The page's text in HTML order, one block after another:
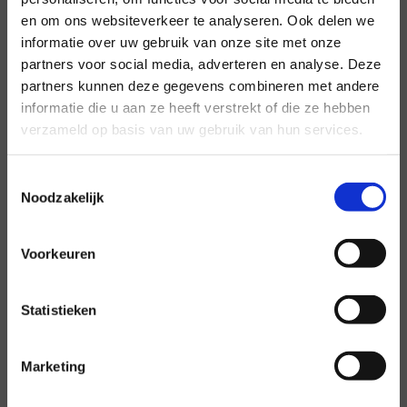
en om ons websiteverkeer te analyseren. Ook delen we
informatie over uw gebruik van onze site met onze
partners voor social media, adverteren en analyse. Deze
partners kunnen deze gegevens combineren met andere
informatie die u aan ze heeft verstrekt of die ze hebben
verzameld op basis van uw gebruik van hun services.
Noodzakelijk
Voorkeuren
Statistieken
Marketing
Steun voor jou op school
po/vo
Zit je op de middelbare- of basisschool? En
doen en waar je heen kan voor hulp op school.
Lhbti+ leerling? Hier kun jij terecht!
×